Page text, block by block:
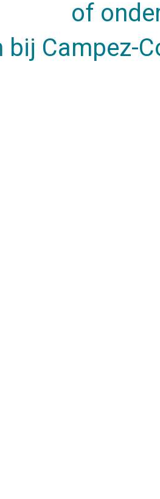
of
Campez-